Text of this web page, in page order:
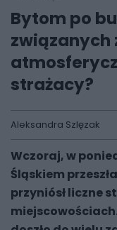
Bytom po
związanych
strażacy?
Aleksandra Szlęzak
Wczoraj, w
Śląskiem
przyniósł liczne